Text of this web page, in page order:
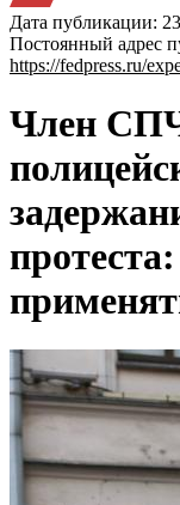
Дата публикации:
Постоянный адрес
https://fedpress.ru/
Член